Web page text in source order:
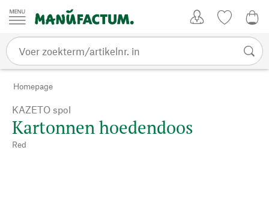
Passer au contenu
Homepage
KAZETO spol
Kartonnen hoedendoos
Red